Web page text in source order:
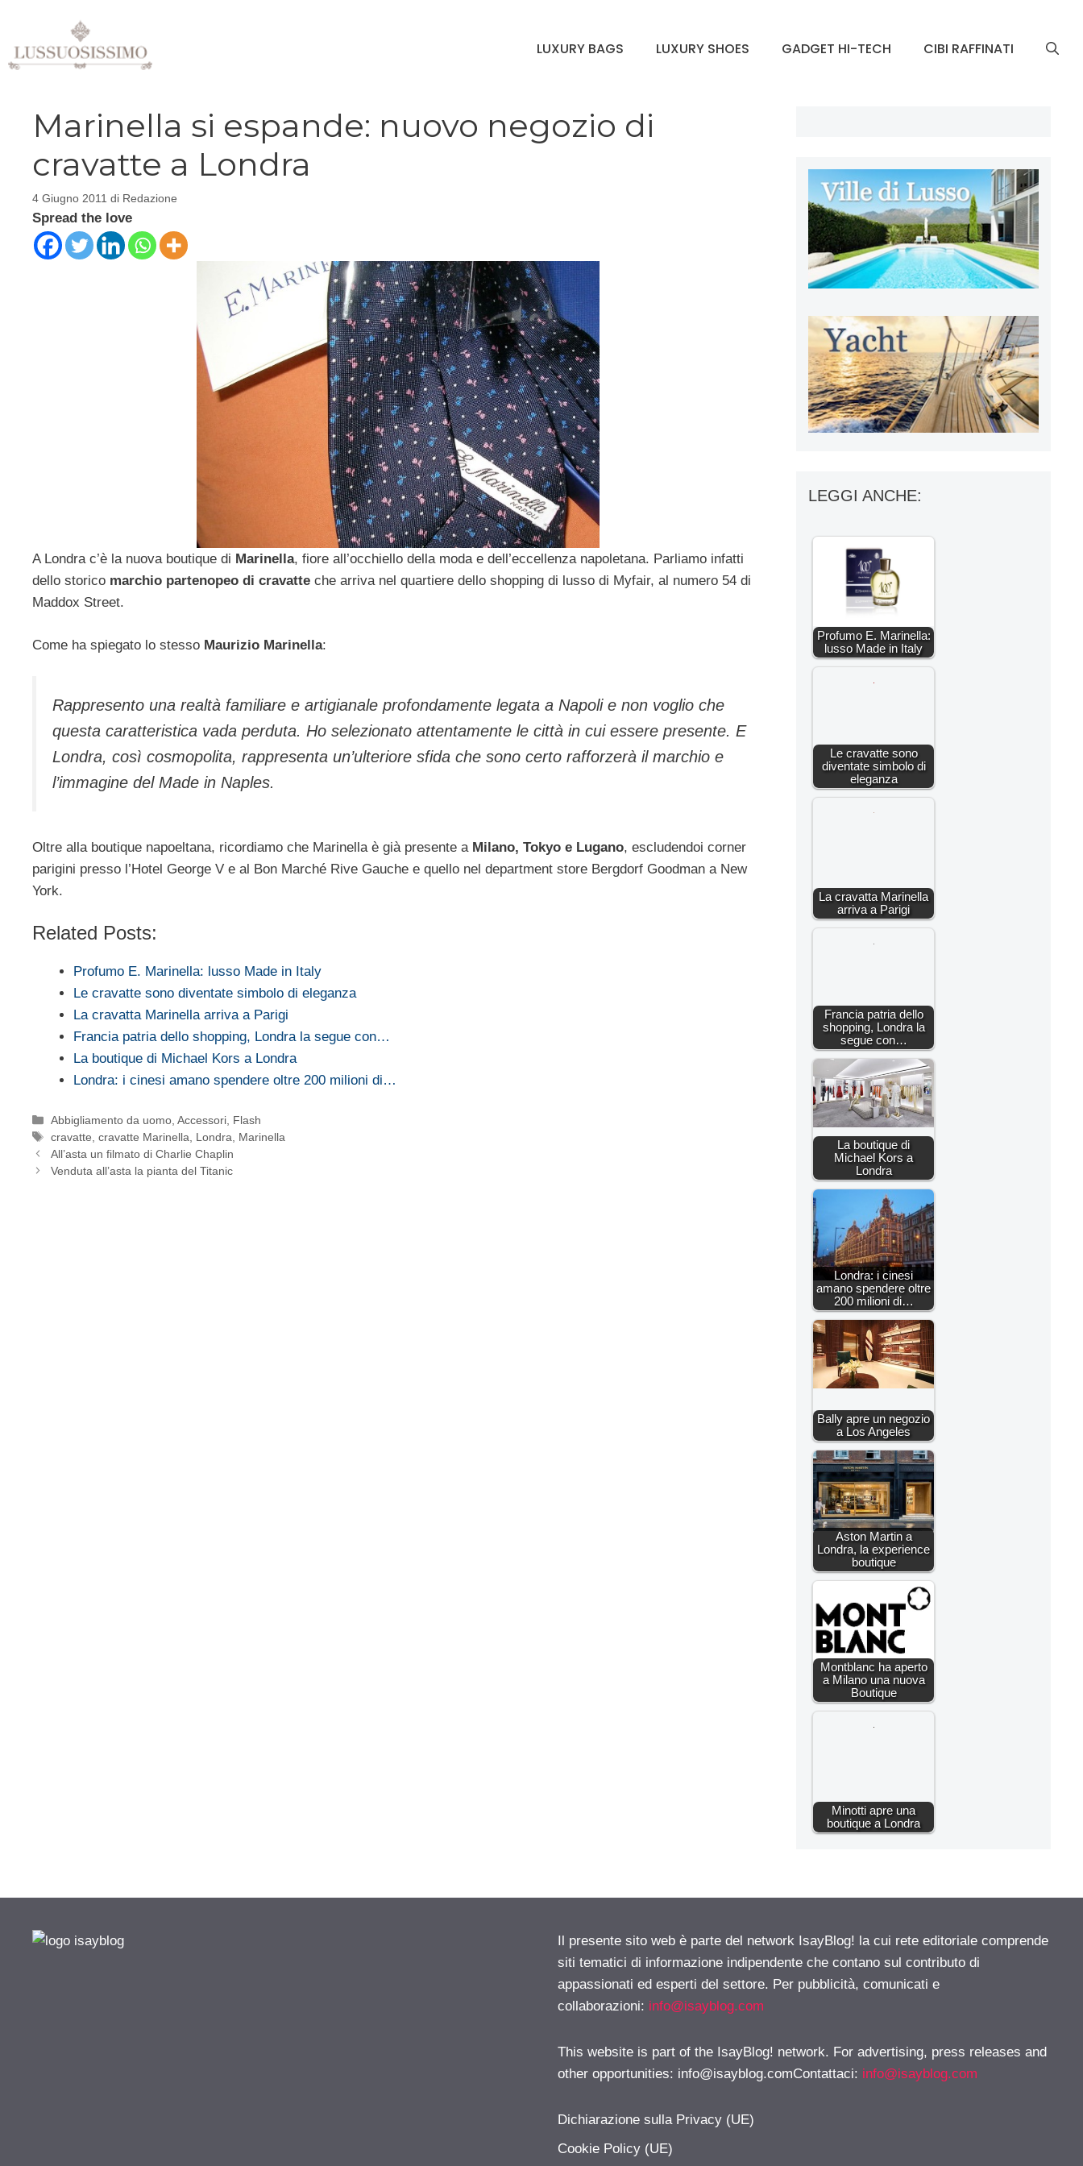
contenuto
LUXURY BAGS LUXURY SHOES GADGET HI-TECH CIBI RAFFINATI
Marinella si espande: nuovo negozio di
cravatte a Londra
4 Giugno 2011 di Redazione
Spread the love
A Londra c’è la nuova boutique di Marinella, fiore all’occhiello della moda e dell’eccellenza napoletana. Parliamo infatti
dello storico marchio partenopeo di cravatte che arriva nel quartiere dello shopping di lusso di Myfair, al numero 54 di
Maddox Street.
Come ha spiegato lo stesso Maurizio Marinella:
Rappresento una realtà familiare e artigianale profondamente legata a Napoli e non voglio che
questa caratteristica vada perduta. Ho selezionato attentamente le città in cui essere presente. E
Londra, così cosmopolita, rappresenta un’ulteriore sfida che sono certo rafforzerà il marchio e
l’immagine del Made in Naples.
Oltre alla boutique napoeltana, ricordiamo che Marinella è già presente a Milano, Tokyo e Lugano, escludendoi corner
parigini presso l’Hotel George V e al Bon Marché Rive Gauche e quello nel department store Bergdorf Goodman a New
York.
Related Posts:
Profumo E. Marinella: lusso Made in Italy
Le cravatte sono diventate simbolo di eleganza
La cravatta Marinella arriva a Parigi
Francia patria dello shopping, Londra la segue con…
La boutique di Michael Kors a Londra
Londra: i cinesi amano spendere oltre 200 milioni di…
Categorie
Abbigliamento da uomo ,Accessori Flash
Tag
cravatte ,cravatte Marinella Londra
Marinella
All’asta un filmato di Charlie Chaplin
Venduta all’asta la pianta del Titanic
LEGGI ANCHE:
Profumo E. Marinella:
lusso Made in Italy
Le cravatte sono
diventate simbolo di
eleganza
La cravatta Marinella
arriva a Parigi
Francia patria dello
shopping, Londra la
segue con…
La boutique di
Michael Kors a
Londra
Londra: i cinesi
amano spendere oltre
200 milioni di…
Bally apre un negozio
a Los Angeles
Aston Martin a
Londra, la experience
boutique
Montblanc ha aperto
a Milano una nuova
Boutique
Minotti apre una
boutique a Londra
Il presente sito web è parte del network IsayBlog! la cui rete editoriale comprende
siti tematici di informazione indipendente che contano sul contributo di
appassionati ed esperti del settore. Per pubblicità, comunicati e
collaborazioni: info@isayblog.com
This website is part of the IsayBlog! network. For advertising, press releases and
other opportunities: info@isayblog.comContattaci: info@isayblog.com
Dichiarazione sulla Privacy (UE)
Cookie Policy (UE)